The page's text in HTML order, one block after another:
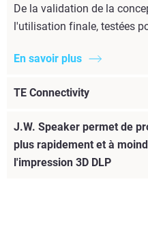
De la validation de la
l'utilisation finale, testées
En savoir plus
TE Connectivity
J.W. Speaker permet de
plus rapidement et à
l'impression 3D DLP